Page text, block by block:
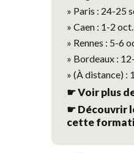
» Paris : 24-25
» Caen : 1-2
» Rennes : 5-6
» Bordeaux :
» (À distance) :
☛ Voir plus
☛ Découvrir
cette